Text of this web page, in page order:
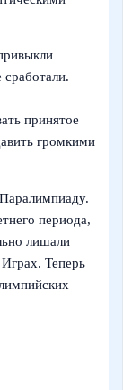
сработали.
принятое
громкими
периода,
лишали
Играх. Теперь